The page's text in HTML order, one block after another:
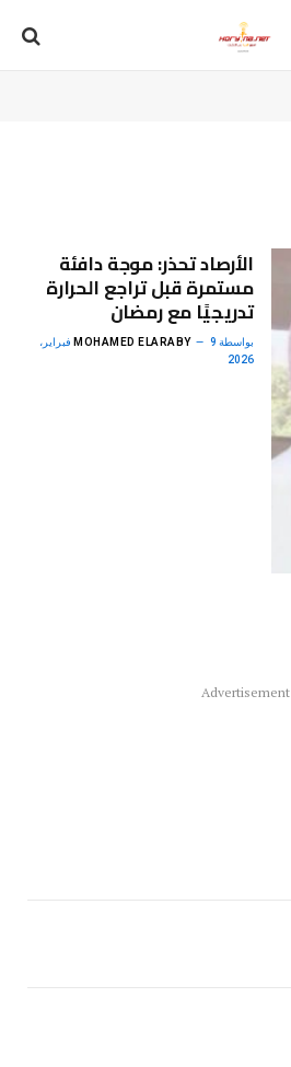
الأرصاد تحذر: موجة دافئة
مستمرة قبل تراجع الحرارة
تدريجيًا مع رمضان
بواسطة MOHAMED ELARABY 9 فبراير،
2026
Advertisement